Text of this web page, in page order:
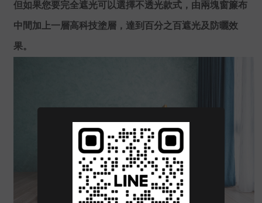
但如果您要完全遮光可以選擇不透光款式，由兩塊窗簾布
中間加上一層高科技塗層，達到百分之百遮光及防曬效
果。